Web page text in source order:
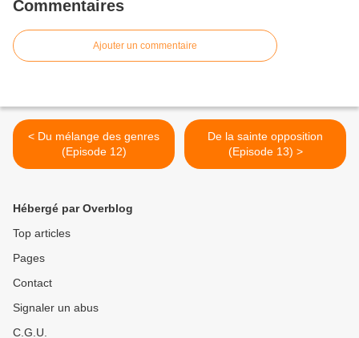
Commentaires
Ajouter un commentaire
< Du mélange des genres
(Episode 12)
De la sainte opposition
(Episode 13) >
Hébergé par Overblog
Top articles
Pages
Contact
Signaler un abus
C.G.U.